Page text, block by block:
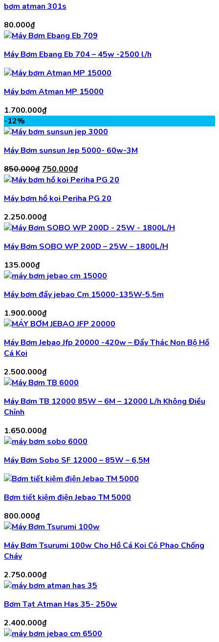
bơm atman 301s
80.000₫
Máy Bơm Ebang Eb 704 – 45w -2500 l/h
Máy bơm Atman MP 15000
1.700.000₫
-12%
Máy Bơm sunsun Jep 5000- 60w-3M
850.000₫ Giá
gốc
850.000₫.
750.000₫Giá
hiện
là:
Máy bơm hồ koi Periha PG 20
2.250.000₫
Máy Bơm SOBO WP 200D – 25W – 1800L/H
135.000₫
Máy bơm đẩy jebao Cm 15000-135W-5,5m
1.900.000₫
Máy Bơm Jebao Jfp 20000 -420w – Đẩy Thác Non Bộ Hồ
Cá Koi
2.500.000₫
Máy Bơm TB 12000 85W – 6M – 12000 L/h Không Điều
Chỉnh
1.650.000₫
Máy Bơm Sobo SF 12000 – 85W – 6,5M
Bơm tiết kiệm điện Jebao TM 5000
800.000₫
Máy Bơm Tsurumi 100w Cho Hồ Cá Koi Có Phao Chống
Cháy
2.750.000₫
Bơm Tạt Atman Has 35- 250w
2.400.000₫